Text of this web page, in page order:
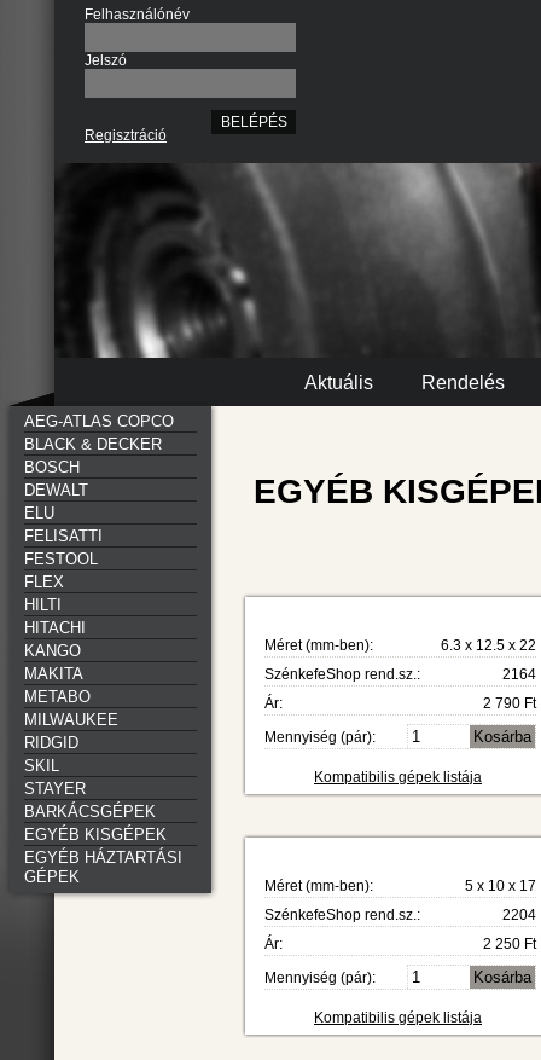
Felhasználónév
Jelszó
Regisztráció
Aktuális Rendelés
AEG-ATLAS COPCO
BLACK & DECKER
BOSCH
DEWALT
ELU
FELISATTI
FESTOOL
FLEX
HILTI
HITACHI
KANGO
MAKITA
METABO
MILWAUKEE
RIDGID
SKIL
STAYER
BARKÁCSGÉPEK
EGYÉB KISGÉPEK
EGYÉB HÁZTARTÁSI
GÉPEK
EGYÉB
Méret (mm-ben):
6.3 x 12.5 x 22
SzénkefeShop rend.sz.:
2164
Ár:
2 790 Ft
Mennyiség (pár):
Kompatibilis gépek listája
Méret (mm-ben):
5 x 10 x 17
SzénkefeShop rend.sz.:
2204
Ár:
2 250 Ft
Mennyiség (pár):
Kompatibilis gépek listája